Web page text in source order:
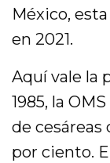
México,
en 2021.
Aquí vale la
1985, la
de cesáreas
por ciento.